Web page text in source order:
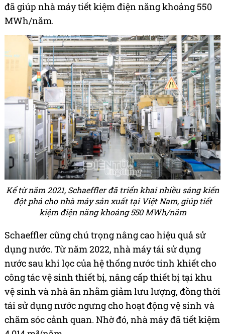
đã giúp nhà máy tiết kiệm điện năng khoảng 550
MWh/năm.
Kể từ năm 2021, Schaeffler đã triển khai nhiều sáng kiến
đột phá cho nhà máy sản xuất tại Việt Nam, giúp tiết
kiệm điện năng khoảng 550 MWh/năm
Schaeffler cũng chú trọng nâng cao hiệu quả sử
dụng nước. Từ năm 2022, nhà máy tái sử dụng
nước sau khi lọc của hệ thống nước tinh khiết cho
công tác vệ sinh thiết bị, nâng cấp thiết bị tại khu
vệ sinh và nhà ăn nhằm giảm lưu lượng, đồng thời
tái sử dụng nước ngưng cho hoạt động vệ sinh và
chăm sóc cảnh quan. Nhờ đó, nhà máy đã tiết kiệm